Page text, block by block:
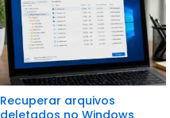
Recuperar arquivos